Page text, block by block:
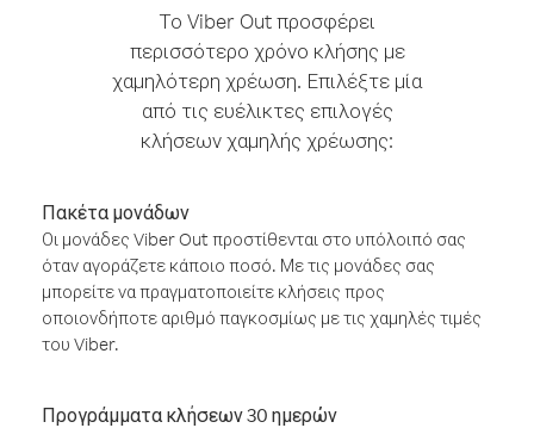
Το Viber Out προσφέρει
περισσότερο χρόνο κλήσης με
χαμηλότερη χρέωση. Επιλέξτε μία
από τις ευέλικτες επιλογές
κλήσεων χαμηλής χρέωσης:
Πακέτα μονάδων
Οι μονάδες Viber Out προστίθενται στο υπόλοιπό σας
όταν αγοράζετε κάποιο ποσό. Με τις μονάδες σας
μπορείτε να πραγματοποιείτε κλήσεις προς
οποιονδήποτε αριθμό παγκοσμίως με τις χαμηλές τιμές
του Viber.
Προγράμματα κλήσεων 30 ημερών